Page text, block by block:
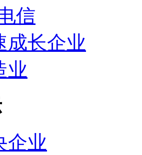
信
成长企业
业
企业